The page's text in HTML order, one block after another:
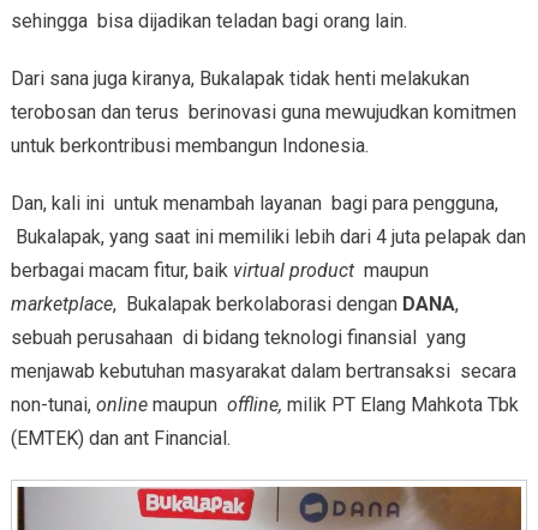
sehingga bisa dijadikan teladan bagi orang lain.
Dari sana juga kiranya, Bukalapak tidak henti melakukan
terobosan dan terus berinovasi guna mewujudkan komitmen
untuk berkontribusi membangun Indonesia.
Dan, kali ini untuk menambah layanan bagi para pengguna,
Bukalapak, yang saat ini memiliki lebih dari 4 juta pelapak dan
berbagai macam fitur, baik virtual productmaupun
marketplace, Bukalapak berkolaborasi denganDANA,
sebuah perusahaan di bidang teknologi finansial yang
menjawab kebutuhan masyarakat dalam bertransaksi secara
non-tunai,onlinemaupun offline, milik PT Elang Mahkota Tbk
(EMTEK) dan ant Financial.